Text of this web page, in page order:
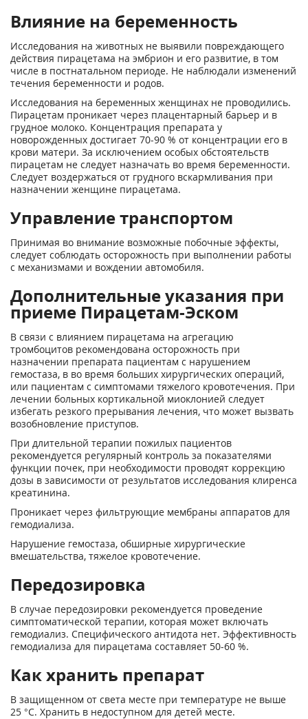
Влияние на беременность
Исследования на животных не выявили повреждающего
действия пирацетама на эмбрион и его развитие, в том
числе в постнатальном периоде. Не наблюдали изменений
течения беременности и родов.
Исследования на беременных женщинах не проводились.
Пирацетам проникает через плацентарный барьер и в
грудное молоко. Концентрация препарата у
новорожденных достигает 70-90 % от концентрации его в
крови матери. За исключением особых обстоятельств
пирацетам не следует назначать во время беременности.
Следует воздержаться от грудного вскармливания при
назначении женщине пирацетама.
Управление транспортом
Принимая во внимание возможные побочные эффекты,
следует соблюдать осторожность при выполнении работы
с механизмами и вождении автомобиля.
Дополнительные указания при
приеме Пирацетам-Эском
В связи с влиянием пирацетама на агрегацию
тромбоцитов рекомендована осторожность при
назначении препарата пациентам с нарушением
гемостаза, в во время больших хирургических операций,
или пациентам с симптомами тяжелого кровотечения. При
лечении больных кортикальной миоклонией следует
избегать резкого прерывания лечения, что может вызвать
возобновление приступов.
При длительной терапии пожилых пациентов
рекомендуется регулярный контроль за показателями
функции почек, при необходимости проводят коррекцию
дозы в зависимости от результатов исследования клиренса
креатинина.
Проникает через фильтрующие мембраны аппаратов для
гемодиализа.
Нарушение гемостаза, обширные хирургические
вмешательства, тяжелое кровотечение.
Передозировка
В случае передозировки рекомендуется проведение
симптоматической терапии, которая может включать
гемодиализ. Специфического антидота нет. Эффективность
гемодиализа для пирацетама составляет 50-60 %.
Как хранить препарат
В защищенном от света месте при температуре не выше
25 °С. Хранить в недоступном для детей месте.